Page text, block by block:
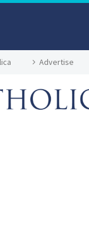
Advertise